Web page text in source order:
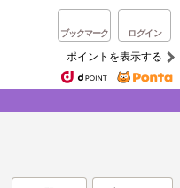
ブックマーク ログイン
ポイントを表示する